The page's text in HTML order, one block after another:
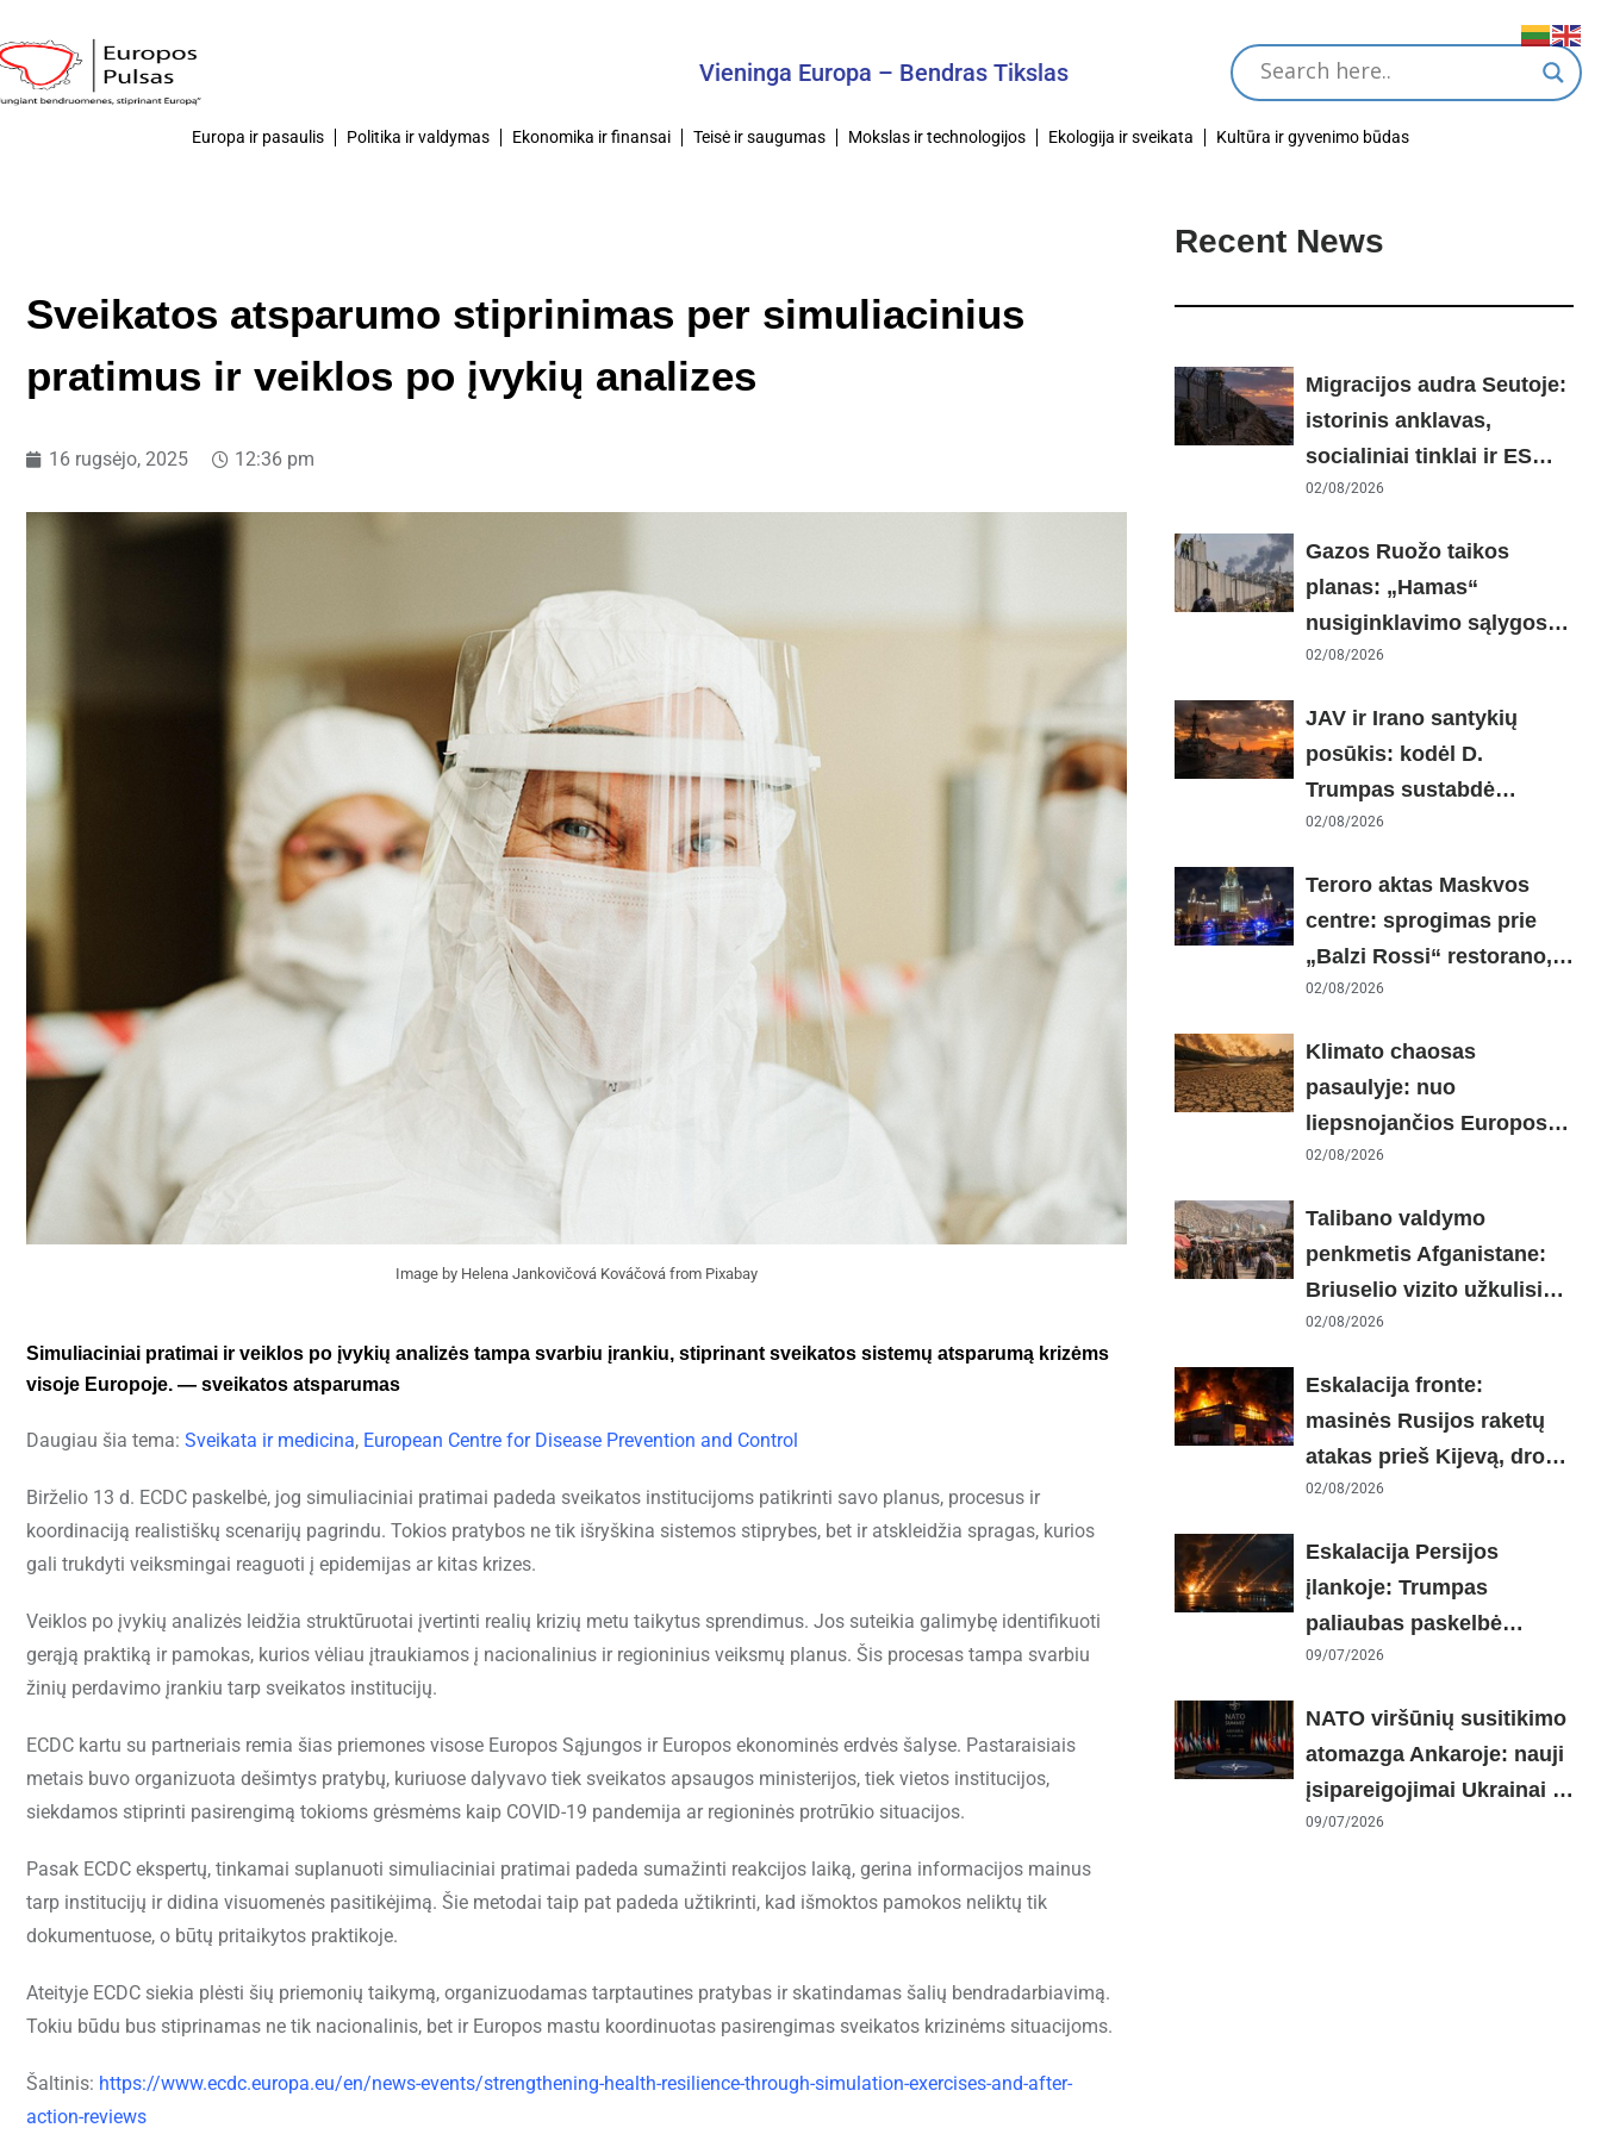
Vieninga Europa – Bendras Tikslas
Europa ir pasaulis Politika ir valdymas Ekonomika ir finansai Teisė ir saugumas Mokslas ir technologijos Ekologija ir sveikata Kultūra ir gyvenimo būdas
Sveikatos atsparumo stiprinimas per simuliacinius
pratimus ir veiklos po įvykių analizes
16 rugsėjo, 2025 12:36 pm
Image by Helena Jankovičová Kováčová from Pixabay
Simuliaciniai pratimai ir veiklos po įvykių analizės tampa svarbiu įrankiu, stiprinant sveikatos sistemų atsparumą krizėms
visoje Europoje. — sveikatos atsparumas
Daugiau šia tema: Sveikata ir medicina, European Centre for Disease Prevention and Control
Birželio 13 d. ECDC paskelbė, jog simuliaciniai pratimai padeda sveikatos institucijoms patikrinti savo planus, procesus ir
koordinaciją realistiškų scenarijų pagrindu. Tokios pratybos ne tik išryškina sistemos stiprybes, bet ir atskleidžia spragas, kurios
gali trukdyti veiksmingai reaguoti į epidemijas ar kitas krizes.
Veiklos po įvykių analizės leidžia struktūruotai įvertinti realių krizių metu taikytus sprendimus. Jos suteikia galimybę identifikuoti
gerąją praktiką ir pamokas, kurios vėliau įtraukiamos į nacionalinius ir regioninius veiksmų planus. Šis procesas tampa svarbiu
žinių perdavimo įrankiu tarp sveikatos institucijų.
ECDC kartu su partneriais remia šias priemones visose Europos Sąjungos ir Europos ekonominės erdvės šalyse. Pastaraisiais
metais buvo organizuota dešimtys pratybų, kuriuose dalyvavo tiek sveikatos apsaugos ministerijos, tiek vietos institucijos,
siekdamos stiprinti pasirengimą tokioms grėsmėms kaip COVID-19 pandemija ar regioninės protrūkio situacijos.
Pasak ECDC ekspertų, tinkamai suplanuoti simuliaciniai pratimai padeda sumažinti reakcijos laiką, gerina informacijos mainus
tarp institucijų ir didina visuomenės pasitikėjimą. Šie metodai taip pat padeda užtikrinti, kad išmoktos pamokos neliktų tik
dokumentuose, o būtų pritaikytos praktikoje.
Ateityje ECDC siekia plėsti šių priemonių taikymą, organizuodamas tarptautines pratybas ir skatindamas šalių bendradarbiavimą.
Tokiu būdu bus stiprinamas ne tik nacionalinis, bet ir Europos mastu koordinuotas pasirengimas sveikatos krizinėms situacijoms.
Šaltinis: https://www.ecdc.europa.eu/en/news-events/strengthening-health-resilience-through-simulation-exercises-and-after-
action-reviews
Recent News
Migracijos audra Seutoje:
istorinis anklavas,
socialiniai tinklai ir ES
skilimas dėl Šengeno
02/08/2026
Gazos Ruožo taikos
planas: „Hamas“
nusiginklavimo sąlygos,
Izraelio skepticizmas ir ES
02/08/2026
JAV ir Irano santykių
posūkis: kodėl D.
Trumpas sustabdė
smūgius ir kuo rizikuoja
02/08/2026
Teroro aktas Maskvos
centre: sprogimas prie
„Balzi Rossi“ restorano,
mirtininkės apgulė ir
02/08/2026
Klimato chaosas
pasaulyje: nuo
liepsnojančios Europos
iki stingdančio
02/08/2026
Talibano valdymo
penkmetis Afganistane:
Briuselio vizito užkulisiai,
gilus skurdas ir karinis
02/08/2026
Eskalacija fronte:
masinės Rusijos raketų
atakas prieš Kijevą, dronų
smūgiai „Wildberries“ ir
02/08/2026
Eskalacija Persijos
įlankoje: Trumpas
paliaubas paskelbė
baigtomis, JAV sunaikino
09/07/2026
NATO viršūnių susitikimo
atomazga Ankaroje: nauji
įsipareigojimai Ukrainai ir
D. Trumpo grasinimai
09/07/2026